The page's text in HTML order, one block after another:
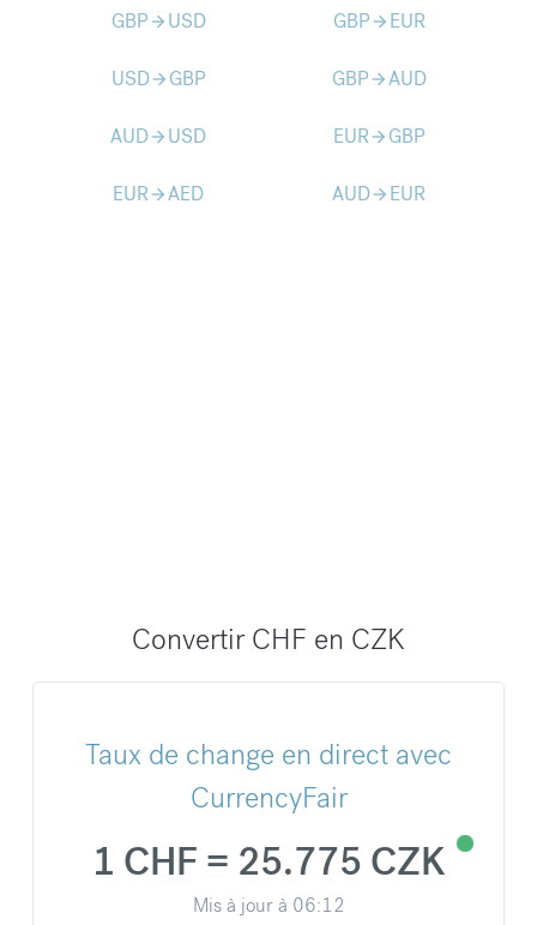
GBParrow_forward USD GBParrow_forward EUR
USDarrow_forward GBP GBParrow_forwardAUD
AUDarrow_forward USD EURarrow_forward GBP
EURarrow_forwardAED AUDarrow_forward EUR
Convertir CHF en CZK
Taux de change en direct avec
CurrencyFair
1 CHF = 25.775 CZK
Mis à jour à 06:12